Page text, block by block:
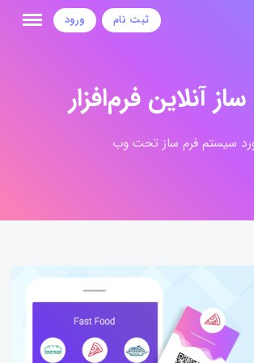
ثبت نام ورود
آنلاین فرم‌افزار
سیستم فرم ساز تحت وب